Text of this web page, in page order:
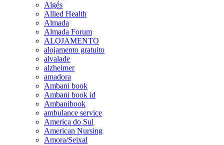
Algés
Allied Health
Almada
Almada Forum
ALOJAMENTO
alojamento gratuito
alvalade
alzheimer
amadora
Ambani book
Ambani book id
Ambanibook
ambulance service
America do Sul
American Nursing
Amora/Seixal